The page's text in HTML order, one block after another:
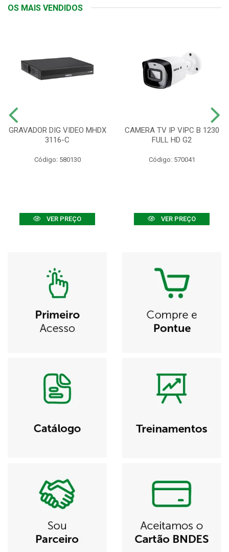
OS MAIS VENDIDOS
GRAVADOR DIG VIDEO MHDX
3116-C
Código: 580130
VER PREÇO
CAMERA TV IP VIPC B 1230
FULL HD G2
Código: 570041
VER PREÇO